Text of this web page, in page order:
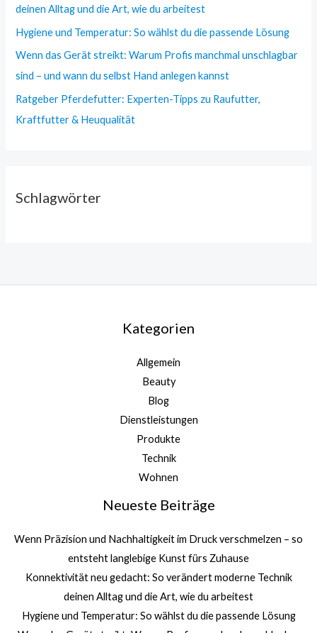
deinen Alltag und die Art, wie du arbeitest
Hygiene und Temperatur: So wählst du die passende Lösung
Wenn das Gerät streikt: Warum Profis manchmal unschlagbar
sind – und wann du selbst Hand anlegen kannst
Ratgeber Pferdefutter: Experten-Tipps zu Raufutter,
Kraftfutter & Heuqualität
Schlagwörter
Kategorien
Allgemein
Beauty
Blog
Dienstleistungen
Produkte
Technik
Wohnen
Neueste Beiträge
Wenn Präzision und Nachhaltigkeit im Druck verschmelzen – so
entsteht langlebige Kunst fürs Zuhause
Konnektivität neu gedacht: So verändert moderne Technik
deinen Alltag und die Art, wie du arbeitest
Hygiene und Temperatur: So wählst du die passende Lösung